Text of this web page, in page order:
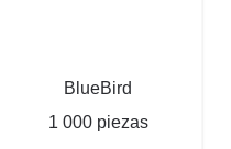
BlueBird
1 000 piezas